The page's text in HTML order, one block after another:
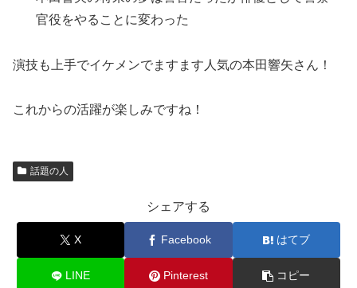
官役をやることに変わった
演技も上手でイケメンでますます人気の本田響矢さん！
これからの活躍が楽しみですね！
話題の人
シェアする
X Facebook はてブ
LINE Pinterest コピー